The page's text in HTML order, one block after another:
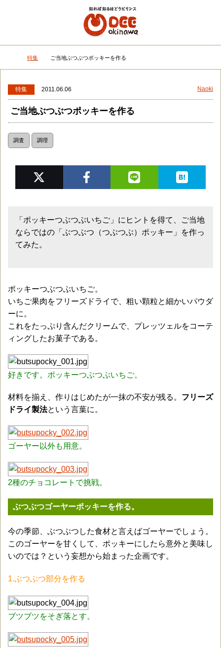
DEEokinawaトップ
特集 ご当地ぶつぶつポッキーを作る
特集 2011.06.06 Naoki
ご当地ぶつぶつポッキーを作る
調査 調理
「ポッキーつぶつぶいちご」にヒントを得て、ご当地
ならではの「ぶつぶつ（つぶつぶ）ポッキー」を作っ
てみた。
ポッキーつぶつぶいちご。
いちご果肉をフリーズドライで、粗い顆粒と細かいパウダ
ーに。
これをたっぷり含んだクリームで、プレッツェルをコーテ
ィングしたお菓子である。
好きです。ポッキーつぶつぶいちご。
材料を揃え、作りはじめたが一抹の不安が残る。 フリーズ
ドライ製法という言葉に。
ゴーヤー以外も用意。
2種のチョコレートで挑戦。
ぶつぶつゴーヤーポッキーを作る。
今の季節、ぶつぶつした食材と言えばゴーヤーでしょう。
このゴーヤーを甘くして、ポッキーにしたら意外と美味し
いのでは？という妄想から始まった企画です。
1.ぶつぶつ部分を作る
ブツブツをそぎ落とす。